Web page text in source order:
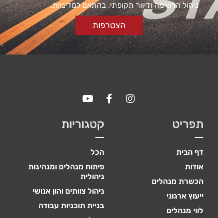
ניהול הרשימה ודיוור תקופתי, בהתאם למדיניות.
הצטרפות
תפריט
דף הבית
אודות
הכשרת מנהלים
ייעוץ ארגוני
לווי מנהלים
קטגוריות
הכל
פיתוח מנהלים ומנהיגות
ניהולית
ניהול צוותים והון אנושי
בניית תוכניות עבודה
באתר
עשויות
להיעלם.
ביקורך
באתר,
תגדל
ההזדמנות
לראות תוכן
והצעות
אישית.